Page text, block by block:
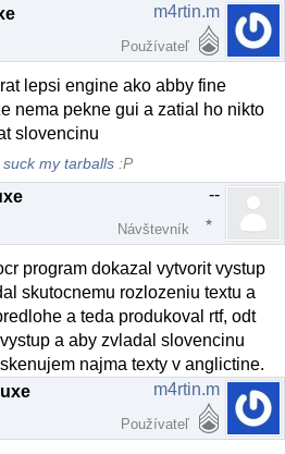
m4rtin.m
Používateľ
lepsi engine ako abby fine
nema pekne gui a zatial ho nikto
slovencinu
my tarballs :P
--
Návštevník
program dokazal vytvorit vystup
skutocnemu rozlozeniu textu a
a teda produkoval rtf, odt
a aby zvladal slovencinu
najma texty v anglictine.
m4rtin.m
Používateľ